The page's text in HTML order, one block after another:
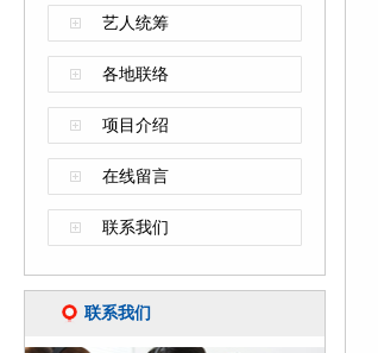
艺人统筹
各地联络
项目介绍
在线留言
联系我们
联系我们